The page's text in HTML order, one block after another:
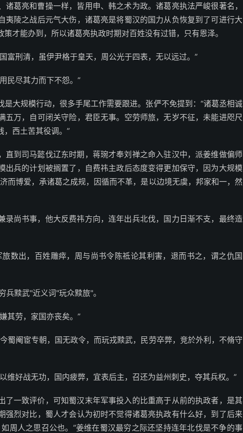
葛亮和曹操一样，皆用申、韩之术为政。诸葛亮执法严峻很著名，
夷陵之战后元气大伤，诸葛亮是将蜀汉的国力从负恢复到了可进行大
才能办到，所以诸葛亮执政时期对百姓没有过错，只有恩泽。
富刑清，虽伊尹格于皇天，周公光于四表，无以远过。”
民尽其力而下不怨。”
大规模行动，很多手尾工作需要跟进。张俨不免提到：“诸葛丞相诚
五万，自可闭关守险，君臣无事。空劳师旅，无岁不征，未能进咫尺
，西土苦其役调。”
直到司马懿伐辽东时期，蒋琬才奉刘禅之命入驻汉中，派姜维做偏师
出兵的计划被搁置了，自费祎主政后态度变得更加保守，因为大规模
而博爱，承诸葛之成规，因循而不革，是以边境无虞，邦家和一，然
录尚书事，他大反费祎方向，连年出兵北伐，国力日渐不支，最终造
旅数出，百姓雕瘁，周与尚书令陈祗论其利害，退而书之，谓之仇国
兵黩武"近义词"玩众黩旅"。
其劳，家国亦丧矣。”
蜀阉宦专朝，国无政令，而玩戎黩武，民劳卒弊，竞於外利，不脩守
维好战无功，国内疲弊，宜表后主，召还为益州刺史，夺其兵权。”
了一致评价，可知蜀汉末年军事投入的比重高于从前的执政者，是其
强烈对比，蜀人才会认为初时不觉得诸葛亮执政有什么好，到了后来
周人之思召公也。”姜维在蜀汉最穷之际还坚持连年北伐是不争的事